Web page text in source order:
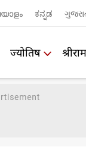
ಕನ್ನಡ
ज्योतिष